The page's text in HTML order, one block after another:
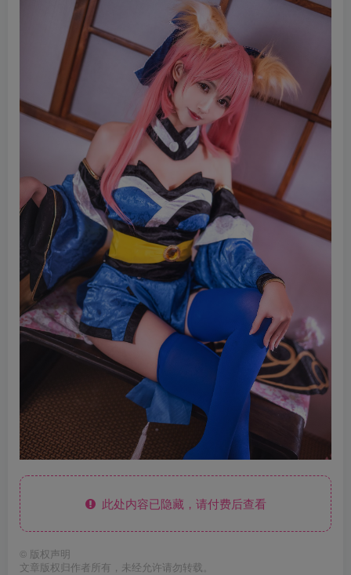
此处内容已隐藏，请付费后查看
© 版权声明
文章版权归作者所有，未经允许请勿转载。